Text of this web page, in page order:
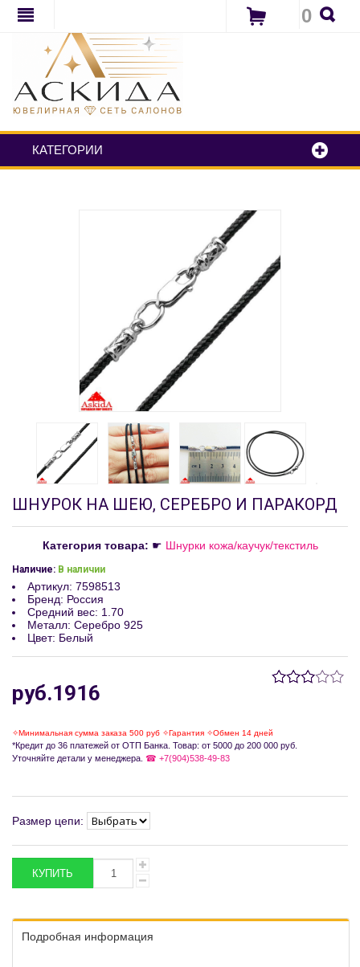
0
КАТЕГОРИИ
ШНУРОК НА ШЕЮ, СЕРЕБРО И ПАРАКОРД
Категория товара: ☛ Шнурки кожа/каучук/текстиль
Наличие: В наличии
Артикул: 7598513
Бренд: Россия
Средний вес: 1.70
Металл: Серебро 925
Цвет: Белый
руб.1916
✧Минимальная сумма заказа 500 руб ✧Гарантия ✧Обмен 14 дней
*Кредит до 36 платежей от ОТП Банка. Товар: от 5000 до 200 000 руб.
Уточняйте детали у менеджера. ☎ +7(904)538-49-83
Размер цепи:
Подробная информация